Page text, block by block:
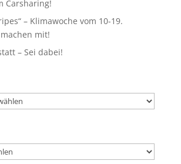
Carsharing!
– Klimawoche vom 10-19.
mit!
– Sei dabei!